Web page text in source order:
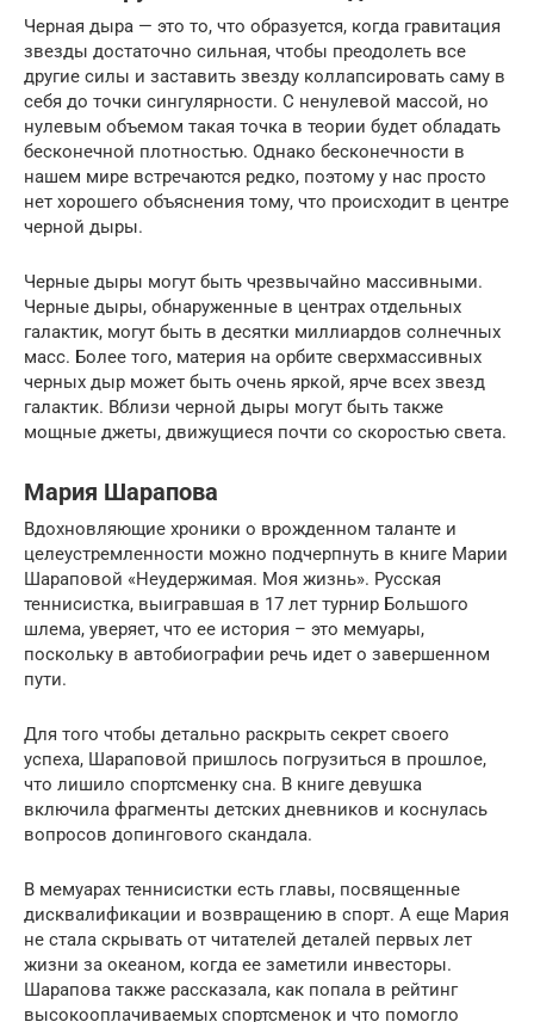
Черная дыра — это то, что образуется, когда гравитация
звезды достаточно сильная, чтобы преодолеть все
другие силы и заставить звезду коллапсировать саму в
себя до точки сингулярности. С ненулевой массой, но
нулевым объемом такая точка в теории будет обладать
бесконечной плотностью. Однако бесконечности в
нашем мире встречаются редко, поэтому у нас просто
нет хорошего объяснения тому, что происходит в центре
черной дыры.
Черные дыры могут быть чрезвычайно массивными.
Черные дыры, обнаруженные в центрах отдельных
галактик, могут быть в десятки миллиардов солнечных
масс. Более того, материя на орбите сверхмассивных
черных дыр может быть очень яркой, ярче всех звезд
галактик. Вблизи черной дыры могут быть также
мощные джеты, движущиеся почти со скоростью света.
Мария Шарапова
Вдохновляющие хроники о врожденном таланте и
целеустремленности можно подчерпнуть в книге Марии
Шараповой «Неудержимая. Моя жизнь». Русская
теннисистка, выигравшая в 17 лет турнир Большого
шлема, уверяет, что ее история – это мемуары,
поскольку в автобиографии речь идет о завершенном
пути.
Для того чтобы детально раскрыть секрет своего
успеха, Шараповой пришлось погрузиться в прошлое,
что лишило спортсменку сна. В книге девушка
включила фрагменты детских дневников и коснулась
вопросов допингового скандала.
В мемуарах теннисистки есть главы, посвященные
дисквалификации и возвращению в спорт. А еще Мария
не стала скрывать от читателей деталей первых лет
жизни за океаном, когда ее заметили инвесторы.
Шарапова также рассказала, как попала в рейтинг
высокооплачиваемых спортсменок и что помогло